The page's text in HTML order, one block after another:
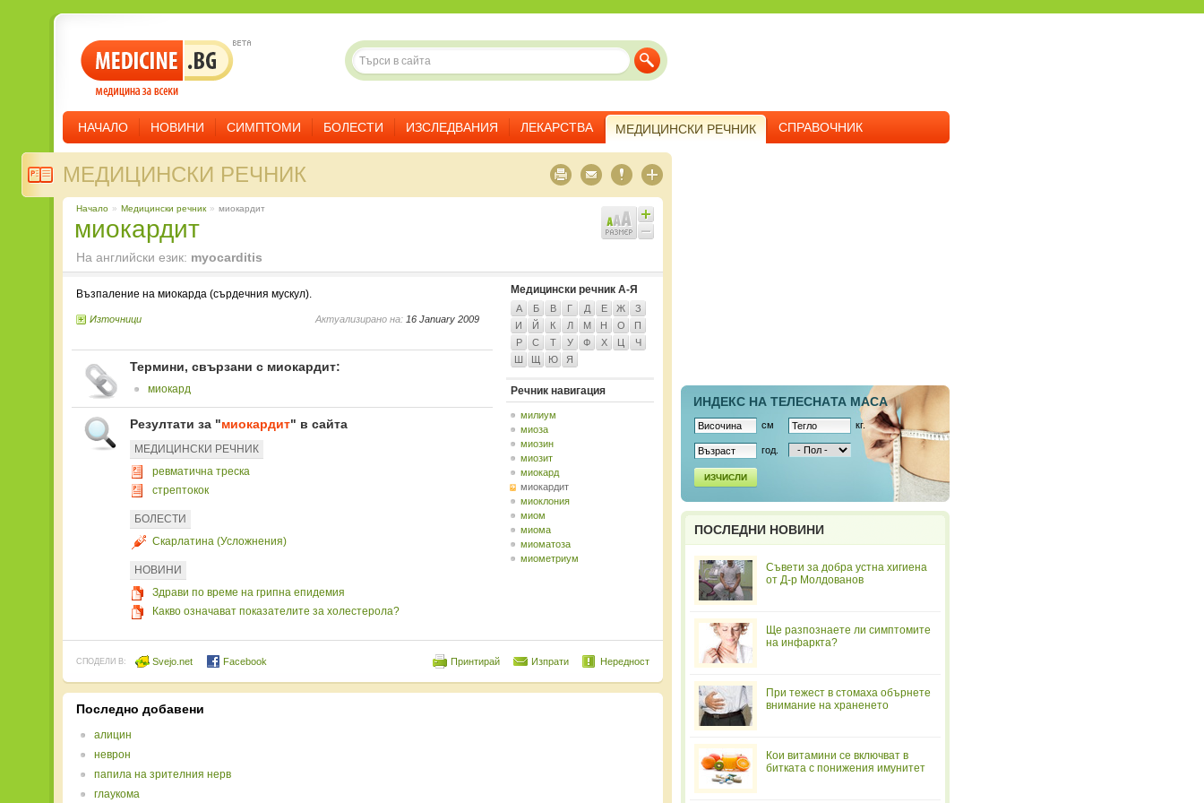
НАЧАЛО НОВИНИ СИМПТОМИ БОЛЕСТИ ИЗСЛЕДВАНИЯ ЛЕКАРСТВА МЕДИЦИНСКИ РЕЧНИК СПРАВОЧНИК
МЕДИЦИНСКИ РЕЧНИК
Начало » Медицински речник » миокардит
миокардит
На английски език: myocarditis
Възпаление на миокарда (сърдечния мускул).
Източници Актуализирано на: 16 January 2009
Термини, свързани с миокардит:
миокард
Резултати за "миокардит" в сайта
МЕДИЦИНСКИ РЕЧНИК
ревматична треска
стрептокок
БОЛЕСТИ
Скарлатина (Усложнения)
НОВИНИ
Здрави по време на грипна епидемия
Какво означават показателите за холестерола?
Медицински речник А-Я
А Б В Г Д Е Ж
З
И
Й К Л М Н О
П
Р
С Т У Ф Х Ц
Ч
Ш
Щ Ю Я
Речник навигация
милиум
миоза
миозин
миозит
миокард
миокардит
миоклония
миом
миома
миоматоза
миометриум
СПОДЕЛИ В: Нередност
Изпрати
Принтирай
Svejo.net Facebook
Последно добавени
алицин
неврон
папила на зрителния нерв
глаукома
ИНДЕКС НА ТЕЛЕСНAТА МАСА
см кг.
год.
ИЗЧИСЛИ
ПОСЛЕДНИ НОВИНИ
Съвети за добра устна хигиена
от Д-р Молдованов
Ще разпознаете ли симптомите
на инфаркта?
При тежест в стомаха обърнете
внимание на храненето
Кои витамини се включват в
битката с понижения имунитет